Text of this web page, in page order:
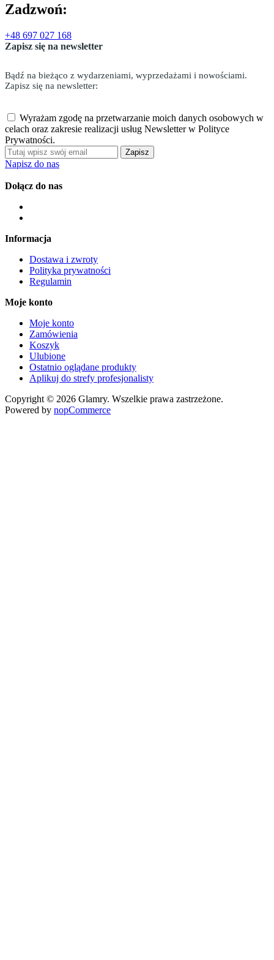
Zadzwoń:
+48 697 027 168
Zapisz się na newsletter
Bądź na bieżąco z wydarzeniami, wyprzedażami i nowościami.
Zapisz się na newsletter:
Wyrażam zgodę na przetwarzanie moich danych osobowych w
celach oraz zakresie realizacji usług Newsletter w Polityce
Prywatności.
Zapisz
Napisz do nas
Dołącz do nas
Informacja
Dostawa i zwroty
Polityka prywatności
Regulamin
Moje konto
Moje konto
Zamówienia
Koszyk
Ulubione
Ostatnio oglądane produkty
Aplikuj do strefy profesjonalisty
Copyright © 2026 Glamry. Wszelkie prawa zastrzeżone.
Powered by nopCommerce